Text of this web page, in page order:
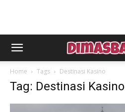
Home Tags Destinasi Kasino
Tag: Destinasi Kasino